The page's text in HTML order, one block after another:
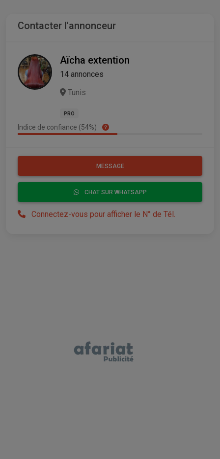
Contacter l'annonceur
Aïcha extention
14 annonces
Tunis
PRO
Indice de confiance (54%)
MESSAGE
CHAT SUR WHATSAPP
Connectez-vous pour afficher le N° de Tél.